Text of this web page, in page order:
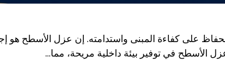
على كفاءة المبنى واستدامته. إن عزل الأسطح هو
الأسطح في توفير بيئة داخلية مريحة، مما…